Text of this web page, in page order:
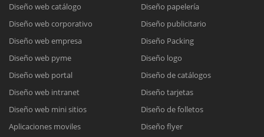
Diseño web catálogo
Diseño web corporativo
Diseño web empresa
Diseño web pyme
Diseño web portal
Diseño web intranet
Diseño web mini sitios
Aplicaciones moviles
Diseño papelería
Diseño publicitario
Diseño Packing
Diseño logo
Diseño de catálogos
Diseño tarjetas
Diseño de folletos
Diseño flyer